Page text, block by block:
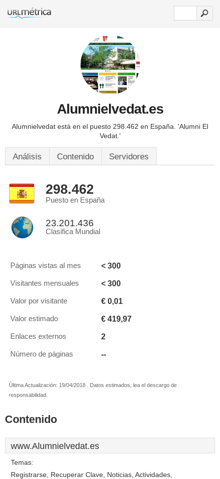
Alumnielvedat.es
Alumnielvedat está en el puesto 298.462 en España. 'Alumni El
Vedat.'
Análisis Contenido Servidores
298.462
Puesto en España
23.201.436
Clasifica Mundial
Páginas vistas al mes < 300
Visitantes mensuales < 300
Valor por visitante € 0,01
Valor estimado € 419,97
Enlaces externos 2
Número de páginas --
Última Actualización: 19/04/2018 . Datos estimados, lea el descargo de
responsabilidad.
Contenido
www.Alumnielvedat.es
Temas:
Registrarse, Recuperar Clave, Noticias, Actividades,